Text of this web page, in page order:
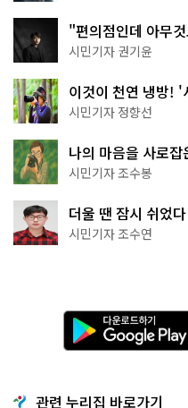
"편의점인데 아무
한 편의점의 정체
시민기자 권기윤
이것이 천연 냉방! '
나볼까
시민기자 정향선
나의 마음을 사로
상작 공개!
시민기자 조수봉
더울 땐 잠시 쉬었
·무더위쉼터까지
시민기자 조수연
다
운
로
기
관련 누리집 바로가기